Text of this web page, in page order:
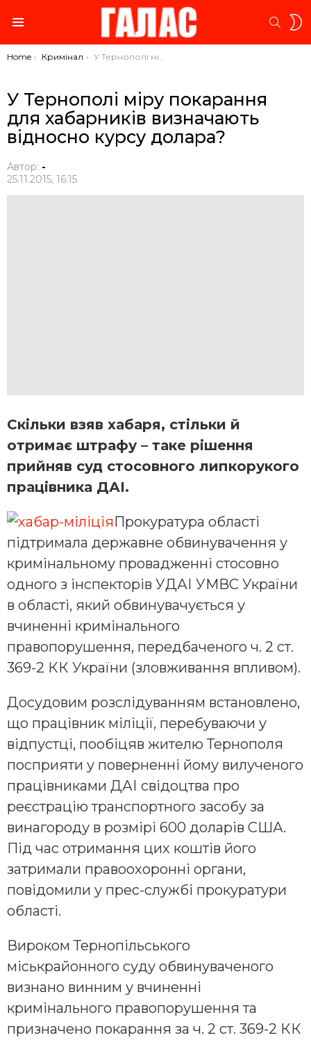
You are here:
Home Кримінал У Тернополі міру покарання для хабарників визначають відносно курсу долара?
У Тернополі міру покарання
для хабарників визначають
відносно курсу долара?
Автор: -
25.11.2015, 16:15
Скільки взяв хабаря, стільки й
отримає штрафу – таке рішення
прийняв суд стосовного липкорукого
працівника ДАІ.
Прокуратура області
підтримала державне обвинувачення у
кримінальному провадженні стосовно
одного з інспекторів УДАІ УМВС України
в області, який обвинувачується у
вчиненні кримінального
правопорушення, передбаченого ч. 2 ст.
369-2 КК України (зловживання впливом).
Досудовим розслідуванням встановлено,
що працівник міліції, перебуваючи у
відпустці, пообіцяв жителю Тернополя
посприяти у поверненні йому вилученого
працівниками ДАІ свідоцтва про
реєстрацію транспортного засобу за
винагороду в розмірі 600 доларів США.
Під час отримання цих коштів його
затримали правоохоронні органи,
повідомили у прес-службі прокуратури
області.
Вироком Тернопільського
міськрайонного суду обвинуваченого
визнано винним у вчиненні
кримінального правопорушення та
призначено покарання за ч. 2 ст. 369-2 КК